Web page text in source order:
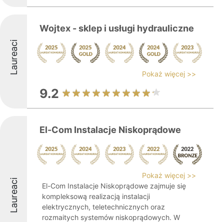
Laureaci
Wojtex - sklep i usługi hydrauliczne
Pokaż więcej >>
9.2
Laureaci
El-Com Instalacje Niskoprądowe
Pokaż więcej >>
El-Com Instalacje Niskoprądowe zajmuje się
kompleksową realizacją instalacji
elektrycznych, teletechnicznych oraz
rozmaitych systemów niskoprądowych. W